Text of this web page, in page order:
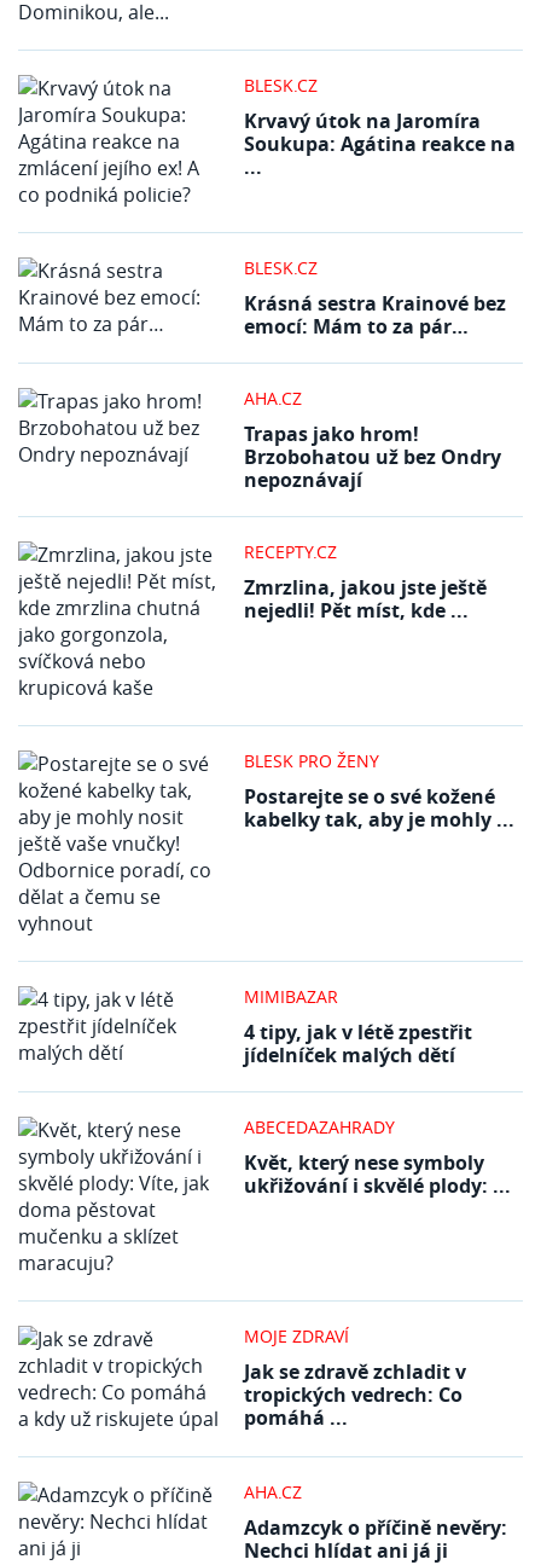
BLESK.CZ
Krvavý útok na Jaromíra
Soukupa: Agátina reakce na
...
BLESK.CZ
Krásná sestra Krainové bez
emocí: Mám to za pár…
AHA.CZ
Trapas jako hrom!
Brzobohatou už bez Ondry
nepoznávají
RECEPTY.CZ
Zmrzlina, jakou jste ještě
nejedli! Pět míst, kde ...
BLESK PRO ŽENY
Postarejte se o své kožené
kabelky tak, aby je mohly ...
MIMIBAZAR
4 tipy, jak v létě zpestřit
jídelníček malých dětí
ABECEDAZAHRADY
Květ, který nese symboly
ukřižování i skvělé plody: ...
MOJE ZDRAVÍ
Jak se zdravě zchladit v
tropických vedrech: Co
pomáhá ...
AHA.CZ
Adamzcyk o příčině nevěry:
Nechci hlídat ani já ji